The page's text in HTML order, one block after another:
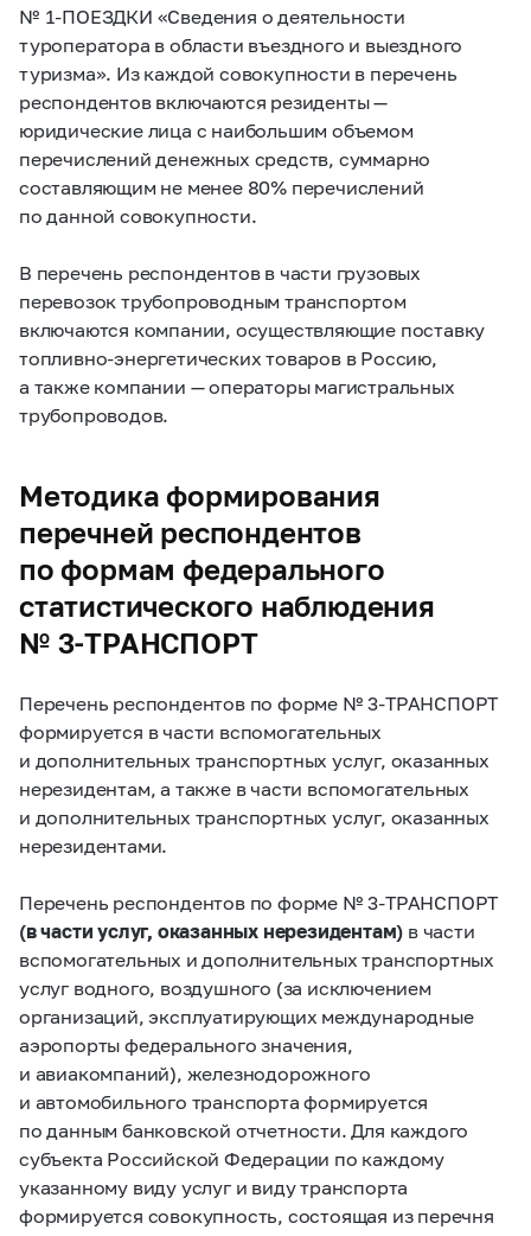
№ 1-ПОЕЗДКИ «Сведения о деятельности
туроператора в области въездного и выездного
туризма». Из каждой совокупности в перечень
респондентов включаются резиденты —
юридические лица с наибольшим объемом
перечислений денежных средств, суммарно
составляющим не менее 80% перечислений
по данной совокупности.
В перечень респондентов в части грузовых
перевозок трубопроводным транспортом
включаются компании, осуществляющие поставку
топливно-энергетических товаров в Россию,
а также компании — операторы магистральных
трубопроводов.
Методика формирования
перечней респондентов
по формам федерального
статистического наблюдения
№ 3-ТРАНСПОРТ
Перечень респондентов по форме №3-ТРАНСПОРТ
формируется в части вспомогательных
и дополнительных транспортных услуг, оказанных
нерезидентам, а также в части вспомогательных
и дополнительных транспортных услуг, оказанных
нерезидентами.
Перечень респондентов по форме №3-ТРАНСПОРТ
(в части услуг, оказанных нерезидентам) в части
вспомогательных и дополнительных транспортных
услуг водного, воздушного (за исключением
организаций, эксплуатирующих международные
аэропорты федерального значения,
и авиакомпаний), железнодорожного
и автомобильного транспорта формируется
по данным банковской отчетности. Для каждого
субъекта Российской Федерации по каждому
указанному виду услуг и виду транспорта
формируется совокупность, состоящая из перечня